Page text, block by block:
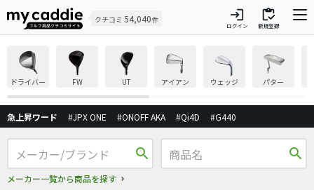
クチコミ 54,040件 login
ログイン
inventory
新規登録
ドライバー FW UT アイアン ウェッジ パター
急上昇ワード #JPX ONE #ONOFF AKA #Qi4D #G440
search
メーカー一覧から商品を探す
search